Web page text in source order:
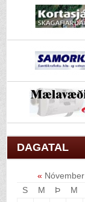
DAGATAL
«
S
M Þ M